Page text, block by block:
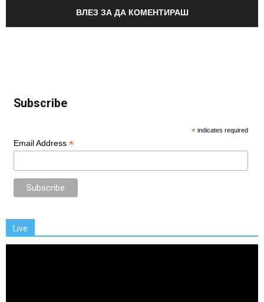
ВЛЕЗ ЗА ДА КОМЕНТИРАШ
Subscribe
* indicates required
Email Address *
Live